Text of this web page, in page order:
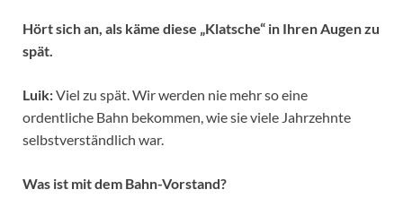
Hört sich an, als käme diese „Klatsche“ in Ihren Augen zu
spät.
Luik:Viel zu spät. Wir werden nie mehr so eine
ordentliche Bahn bekommen, wie sie viele Jahrzehnte
selbstverständlich war.
Was ist mit dem Bahn-Vorstand?